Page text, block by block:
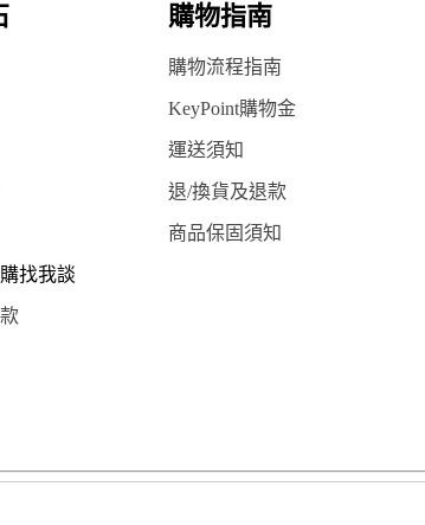
購物指南
購物流程指南
KeyPoint購物金
運送須知
退/換貨及退款
商品保固須知
找我談